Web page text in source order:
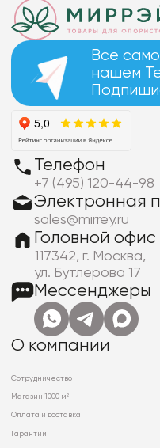
Все
нашем
Телефон
+7 (495) 120-44-98
Электронная
sales@mirrey.ru
Головной офис
117342, г. Москва,
ул. Бутлерова 17
Мессенджеры
О компании
Сотрудничество
Магазин 1000 м²
Оплата и доставка
Гарантии